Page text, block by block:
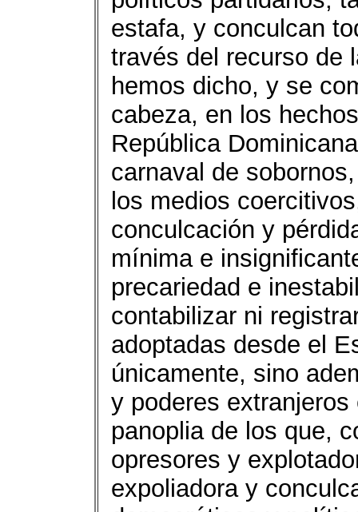
estafa, y conculcan
través del recurso de
hemos dicho, y se
cabeza, en los
República
carnaval de
los medios
conculcación y
mínima e
precariedad e
contabilizar ni
adoptadas desde el
únicamente, sino
y poderes
panoplia de los que,
opresores y
expoliadora y